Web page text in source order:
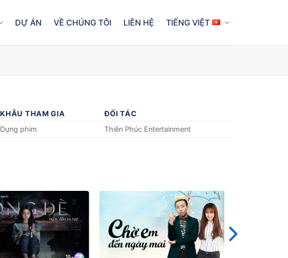
DỰ ÁN VỀ CHÚNG TÔI LIÊN HỆ TIẾNG VIỆT
KHÂU THAM GIA
ĐỐI TÁC
Dựng phim Thiên Phúc Entertainment